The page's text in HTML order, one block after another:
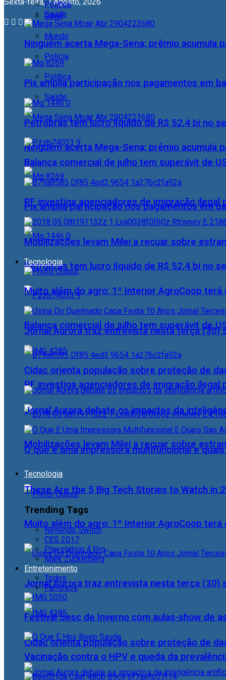
Geral
Mundo
Polícia
Política
Saúde
Ninguém acerta Mega-Sena; prêmio acumula
Pix amplia participação nos pagamentos em
Petrobras tem lucro líquido de R$ 52,4 bi no
Balança comercial de julho tem superávit de
PF investiga agenciadores de imigração ilegal
Mobilizações levam Milei a recuar sobre
Tecnologia
Muito além do agro: 1º Interior AgroCoop
Jornal Aurora traz entrevista nesta terça (30)
Cidac orienta população sobre proteção de
Política
Saúde
Ninguém acerta Mega-Sena; prêmio acumula
Pix amplia participação nos pagamentos em
Petrobras tem lucro líquido de R$ 52,4 bi no
Balança comercial de julho tem superávit de
PF investiga agenciadores de imigração ilegal
Mobilizações levam Milei a recuar sobre
Tecnologia
Muito além do agro: 1º Interior AgroCoop
Jornal Aurora traz entrevista nesta terça (30)
Cidac orienta população sobre proteção de
Jornal Aurora debate os impactos da
O que é uma impressora multifuncional e
These Are the 5 Big Tech Stories to Watch in
Trending Tags
Nintendo Switch
CES 2017
Playstation 4 Pro
Mark Zuckerberg
Entretenimento
Todos
Famosos
Festival Sesc de Inverno com aulas-show de
Vacinação contra o HPV e queda da